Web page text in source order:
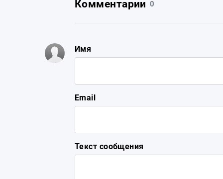
Комментарии 0
Имя
Email
Текст сообщения